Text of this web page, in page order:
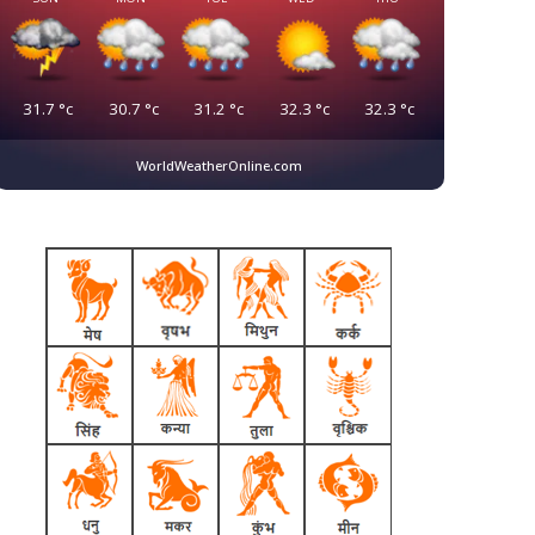
31.7 °c 30.7 °c 31.2 °c 32.3 °c 32.3 °c
WorldWeatherOnline.com